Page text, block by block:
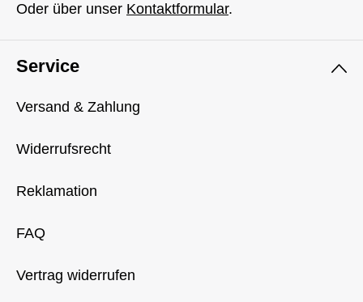
Oder über unser Kontaktformular.
Service
Versand & Zahlung
Widerrufsrecht
Reklamation
FAQ
Vertrag widerrufen